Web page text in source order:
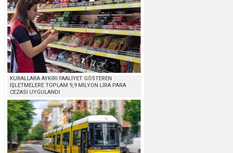
KURALLARA AYKIRI FAALİYET GÖSTEREN
İŞLETMELERE TOPLAM 9,9 MİLYON LİRA PARA
CEZASI UYGULANDI